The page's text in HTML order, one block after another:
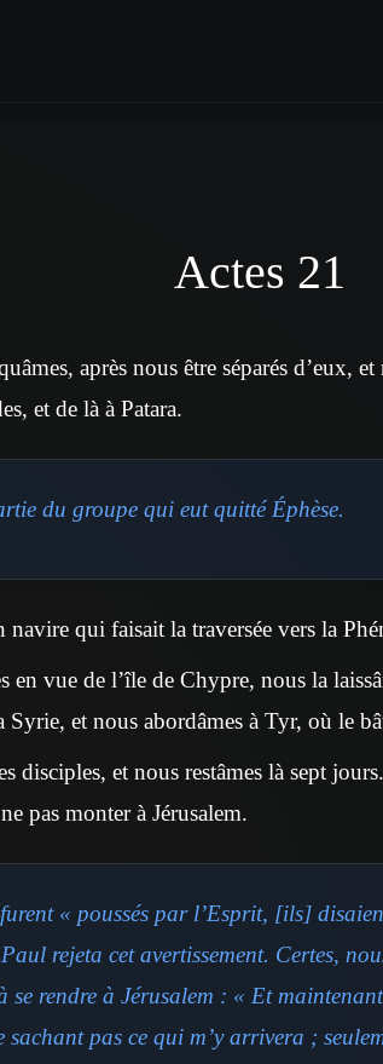
Actes 21
après nous être séparés d’eux,
et de là à Patara.
du groupe qui eut quitté Éphèse.
qui faisait la traversée vers la
en vue de l’île de Chypre, nous la
Syrie, et nous abordâmes à Tyr, où le
disciples, et nous restâmes là sept
pas monter à Jérusalem.
« poussés par l’Esprit, [ils]
rejeta cet avertissement. Certes,
se rendre à Jérusalem : « Et
sachant pas ce qui m’y arrivera ;